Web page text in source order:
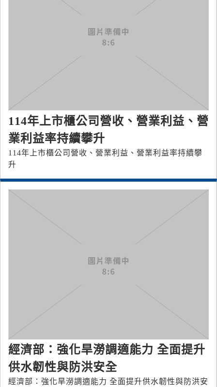
114年上市櫃公司營收、營業利益、營
業利益率持續攀升
114年上市櫃公司營收、營業利益、營業利益率持續攀
升
經濟部：強化旱澇調適能力 全面提升
供水韌性與防洪安全
經濟部：強化旱澇調適能力 全面提升供水韌性與防洪安